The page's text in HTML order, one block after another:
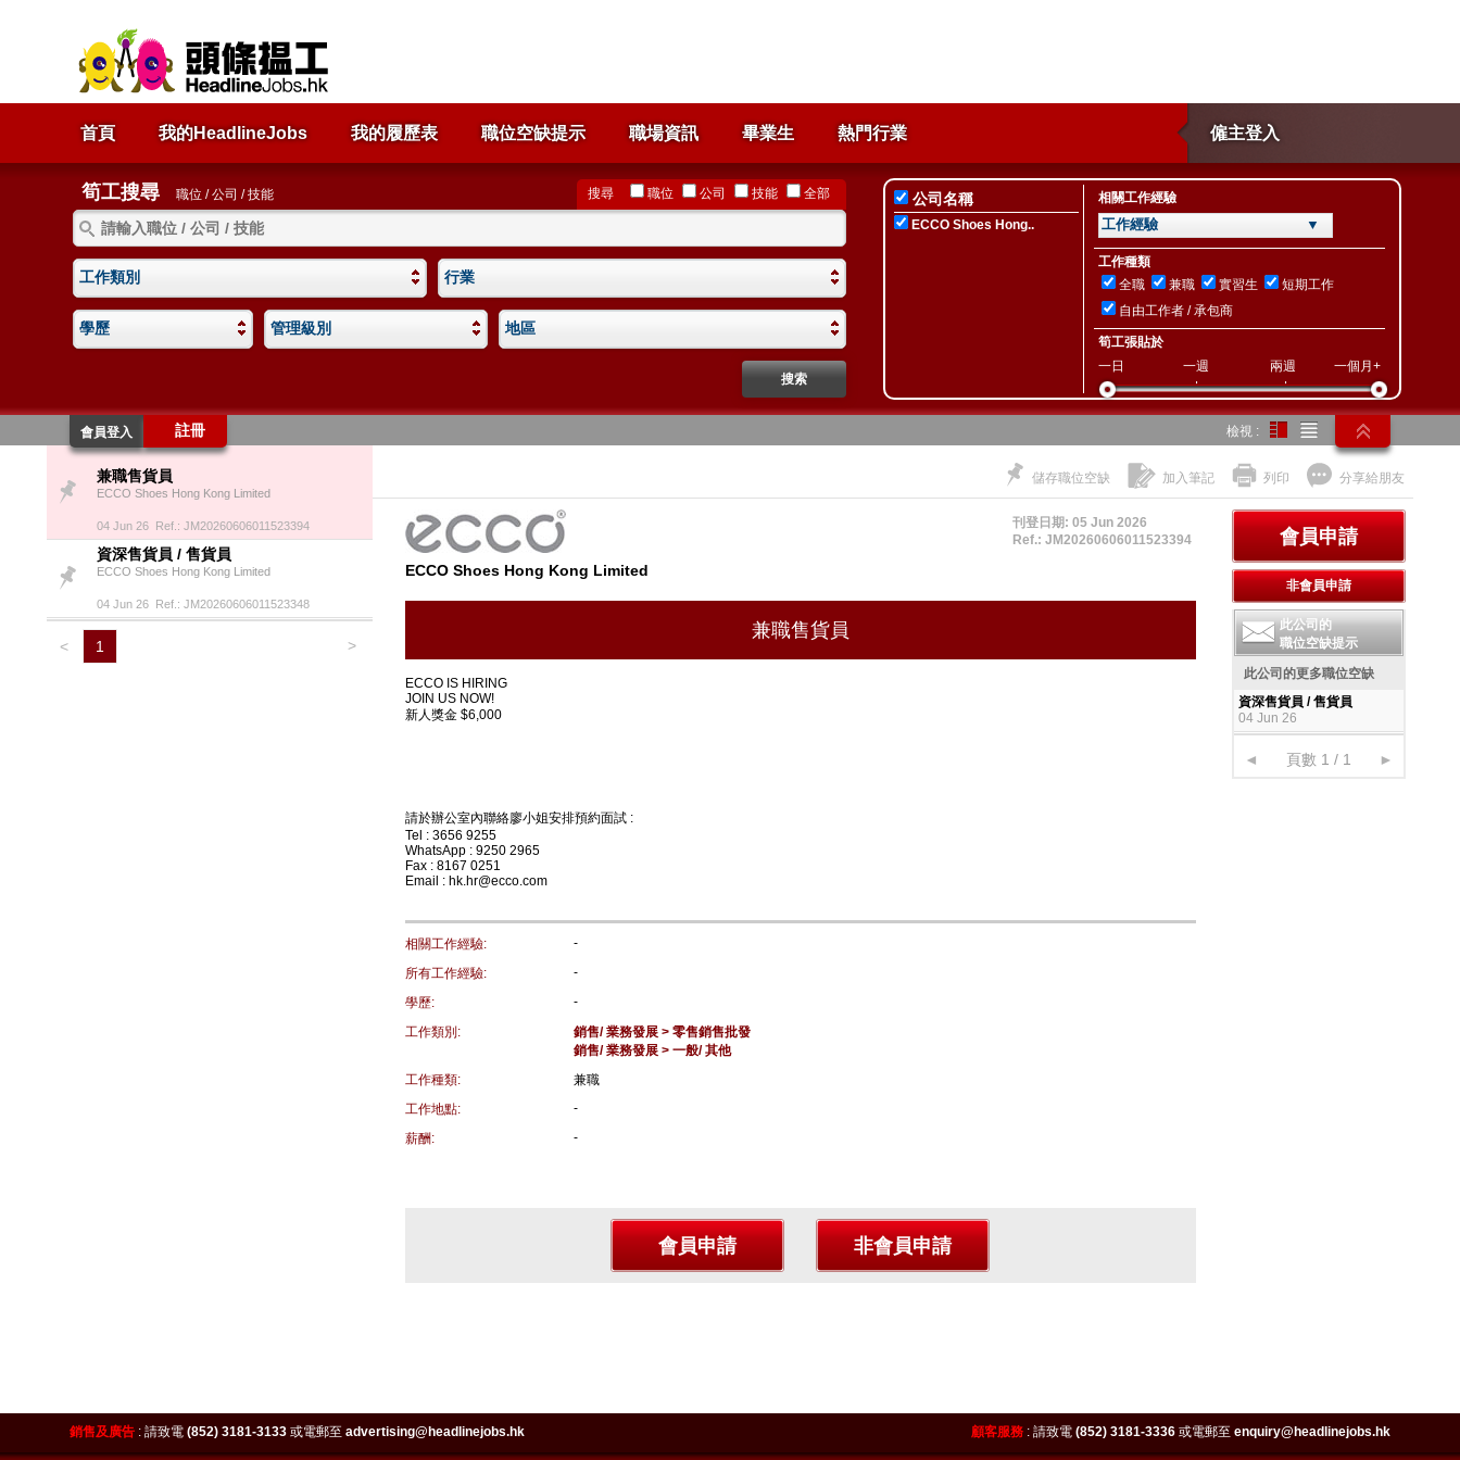
首頁 我的HeadlineJobs 我的履歷表 職位空缺提示 職場資訊 畢業生 僱主登入
熱門行業
筍工搜尋 職位 / 公司 / 技能 搜尋 職位 公司 技能 全部
工作類別 行業
學歷 管理級別 地區
公司名稱
ECCO Shoes Hong..
相關工作經驗
工作經驗 ▼
工作種類
全職
兼職 實習生
短期工作
自由工作者 / 承包商
筍工張貼於
一日
一週 兩週 一個月+
會員登入 註冊 檢視 :
兼職售貨員
ECCO Shoes Hong Kong Limited
04 Jun 26 Ref.: JM20260606011523394
資深售貨員 / 售貨員
ECCO Shoes Hong Kong Limited
04 Jun 26 Ref.: JM20260606011523348
< 1 >
儲存職位空缺 加入筆記 列印 分享給朋友
刊登日期: 05 Jun 2026
Ref.: JM20260606011523394
ECCO Shoes Hong Kong Limited
兼職售貨員
ECCO IS HIRING
JOIN US NOW!
新人獎金 $6,000
請於辦公室內聯絡廖小姐安排預約面試 :
Tel : 3656 9255
WhatsApp : 9250 2965
Fax : 8167 0251
Email : hk.hr@ecco.com
相關工作經驗:
-
所有工作經驗:
-
學歷:
-
工作類別:
銷售/ 業務發展 > 零售銷售批發
銷售/ 業務發展 > 一般/ 其他
工作種類:
兼職
工作地點:
-
薪酬:
-
此公司的
職位空缺提示
此公司的更多職位空缺
資深售貨員 / 售貨員
04 Jun 26
◄ 頁數 1 / 1 ►
銷售及廣告 : 請致電 (852) 3181-3133 或電郵至 advertising@headlinejobs.hk 顧客服務 : 請致電 (852) 3181-3336 或電郵至 enquiry@headlinejobs.hk